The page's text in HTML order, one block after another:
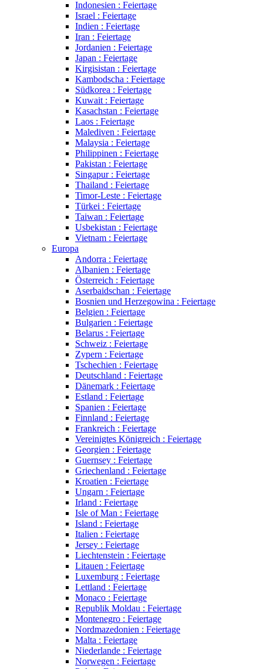
Indonesien : Feiertage
Israel : Feiertage
Indien : Feiertage
Iran : Feiertage
Jordanien : Feiertage
Japan : Feiertage
Kirgisistan : Feiertage
Kambodscha : Feiertage
Südkorea : Feiertage
Kuwait : Feiertage
Kasachstan : Feiertage
Laos : Feiertage
Malediven : Feiertage
Malaysia : Feiertage
Philippinen : Feiertage
Pakistan : Feiertage
Singapur : Feiertage
Thailand : Feiertage
Timor-Leste : Feiertage
Türkei : Feiertage
Taiwan : Feiertage
Usbekistan : Feiertage
Vietnam : Feiertage
Europa
Andorra : Feiertage
Albanien : Feiertage
Österreich : Feiertage
Aserbaidschan : Feiertage
Bosnien und Herzegowina : Feiertage
Belgien : Feiertage
Bulgarien : Feiertage
Belarus : Feiertage
Schweiz : Feiertage
Zypern : Feiertage
Tschechien : Feiertage
Deutschland : Feiertage
Dänemark : Feiertage
Estland : Feiertage
Spanien : Feiertage
Finnland : Feiertage
Frankreich : Feiertage
Vereinigtes Königreich : Feiertage
Georgien : Feiertage
Guernsey : Feiertage
Griechenland : Feiertage
Kroatien : Feiertage
Ungarn : Feiertage
Irland : Feiertage
Isle of Man : Feiertage
Island : Feiertage
Italien : Feiertage
Jersey : Feiertage
Liechtenstein : Feiertage
Litauen : Feiertage
Luxemburg : Feiertage
Lettland : Feiertage
Monaco : Feiertage
Republik Moldau : Feiertage
Montenegro : Feiertage
Nordmazedonien : Feiertage
Malta : Feiertage
Niederlande : Feiertage
Norwegen : Feiertage